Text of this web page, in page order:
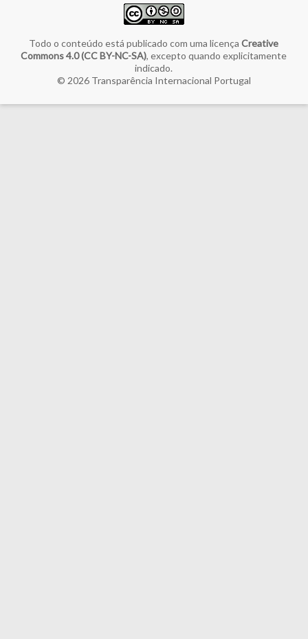
Todo o conteúdo está publicado com uma licençaCreative
Commons 4.0 (CC BY-NC-SA), excepto quando explicitamente
indicado.
© 2026 Transparência Internacional Portugal